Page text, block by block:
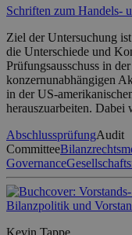
Schriften zum Handels-
Ziel der Untersuchung
die Unterschiede und
Prüfungsausschuss in
konzernunabhängigen
in der US-
herauszuarbeiten.
AbschlussprüfungAudit
Committee
Governance
Kevin Tappe